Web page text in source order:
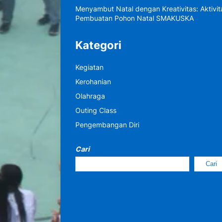
Menyambut Natal dengan Kreativitas:
Pembuatan Pohon Natal SMAKUSKA
Kategori
Kegiatan
Kerohanian
Olahraga
Outing Class
Pengembangan Diri
Cari
Cari